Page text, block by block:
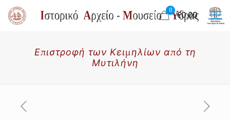
0
€0.00
Επιστροφή των Κειμηλίων από τη
Μυτιλήνη